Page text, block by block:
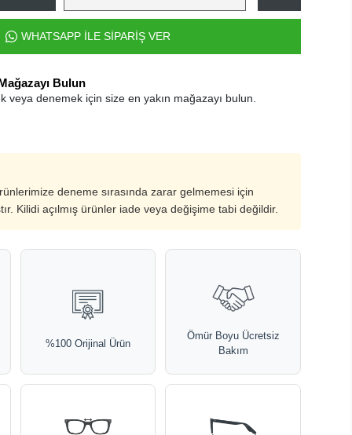
WHATSAPP İLE SİPARİŞ VER
Bulun
veya denemek için size en yakın mağazayı bulun.
deneme sırasında zarar gelmemesi için
Kilidi açılmış ürünler iade veya değişime tabi değildir.
%100 Orijinal Ürün
Ömür Boyu Ücretsiz
Bakım